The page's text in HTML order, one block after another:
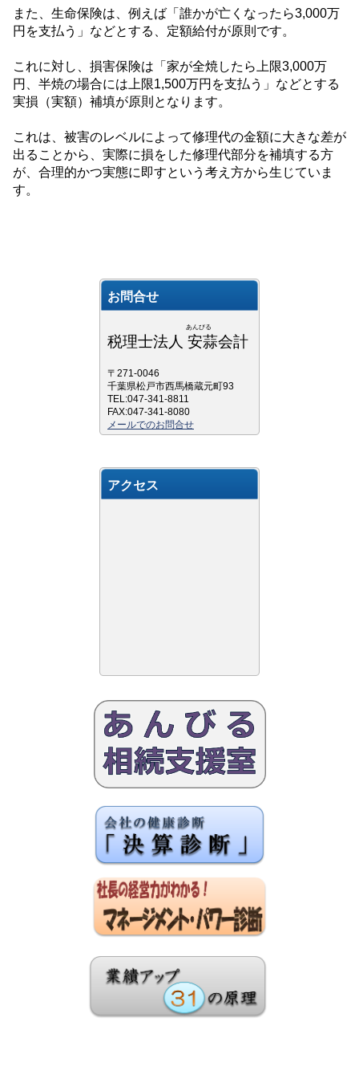
また、生命保険は、例えば「誰かが亡くなったら3,000万
円を支払う」などとする、定額給付が原則です。
これに対し、損害保険は「家が全焼したら上限3,000万
円、半焼の場合には上限1,500万円を支払う」などとする
実損（実額）補填が原則となります。
これは、被害のレベルによって修理代の金額に大きな差が
出ることから、実際に損をした修理代部分を補填する方
が、合理的かつ実態に即すという考え方から生じていま
す。
お問合せ
あんびる
税理士法人 安蒜会計
〒271-0046
千葉県松戸市西馬橋蔵元町93
TEL:047-341-8811
FAX:047-341-8080
メールでのお問合せ
アクセス